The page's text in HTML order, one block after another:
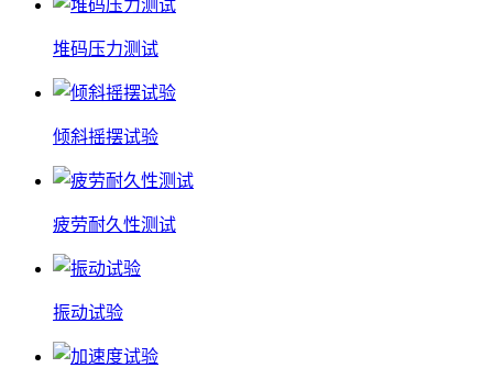
堆码压力测试
倾斜摇摆试验
疲劳耐久性测试
振动试验